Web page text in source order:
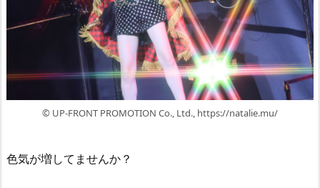
© UP-FRONT PROMOTION Co., Ltd., https://natalie.mu/
色気が増してませんか？